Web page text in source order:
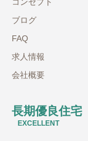
ブログ
FAQ
求人情報
会社概要
長期優良住宅
EXCELLENT